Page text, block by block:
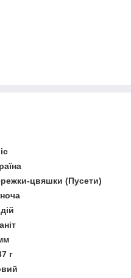
цвяшки (Пусети)
г